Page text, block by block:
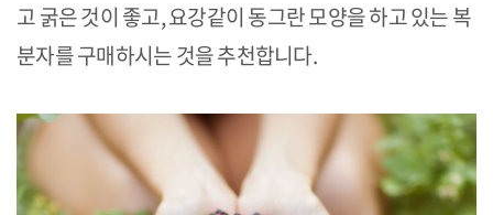
고 굵은 것이 좋고, 요강같이 동그란 모양을 하고 있는 복
분자를 구매하시는 것을 추천합니다.